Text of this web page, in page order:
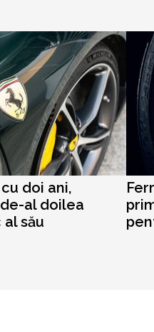
doi ani,
al doilea
său